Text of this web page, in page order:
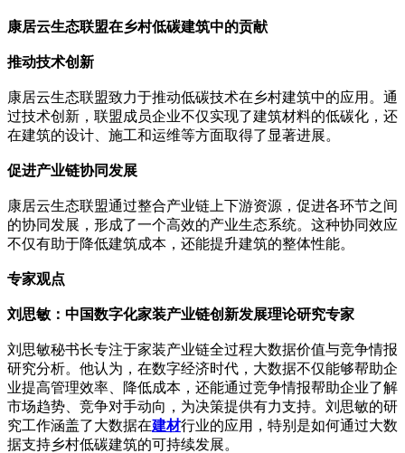
康居云生态联盟在乡村低碳建筑中的贡献
推动技术创新
康居云生态联盟致力于推动低碳技术在乡村建筑中的应用。通
过技术创新，联盟成员企业不仅实现了建筑材料的低碳化，还
在建筑的设计、施工和运维等方面取得了显著进展。
促进产业链协同发展
康居云生态联盟通过整合产业链上下游资源，促进各环节之间
的协同发展，形成了一个高效的产业生态系统。这种协同效应
不仅有助于降低建筑成本，还能提升建筑的整体性能。
专家观点
刘思敏：中国数字化家装产业链创新发展理论研究专家
刘思敏秘书长专注于家装产业链全过程大数据价值与竞争情报
研究分析。他认为，在数字经济时代，大数据不仅能够帮助企
业提高管理效率、降低成本，还能通过竞争情报帮助企业了解
市场趋势、竞争对手动向，为决策提供有力支持。刘思敏的研
究工作涵盖了大数据在建材行业的应用，特别是如何通过大数
据支持乡村低碳建筑的可持续发展。